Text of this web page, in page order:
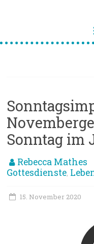
Sonntag im
Rebecca Mathes
Gottesdienste,
15. November 2020